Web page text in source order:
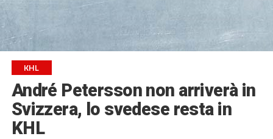
KHL
André Petersson non arriverà in
Svizzera, lo svedese resta in
KHL